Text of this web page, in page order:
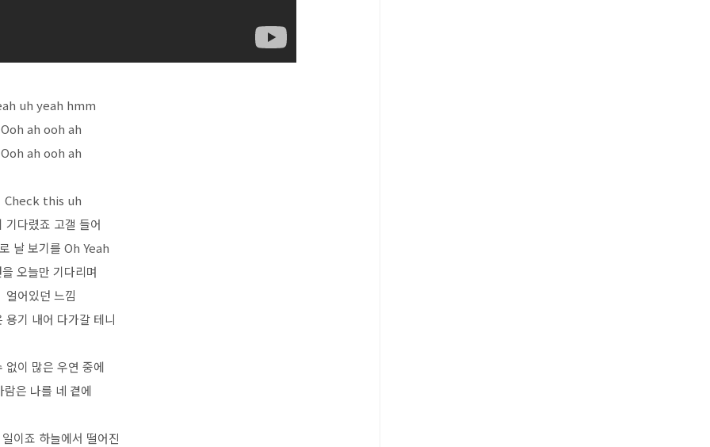
uh yeah hmm
Ooh ah ooh ah
Ooh ah ooh ah
Check this uh
기다렸죠 고갤 들어
날 보기를 Oh Yeah
오늘만 기다리며
얼어있던 느낌
용기 내어 다가갈 테니
없이 많은 우연 중에
람은 나를 네 곁에
이죠 하늘에서 떨어진